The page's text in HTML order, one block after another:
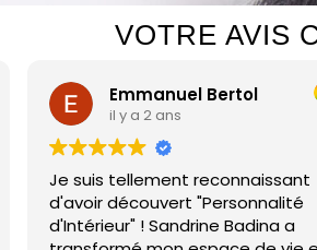
VOTRE AVIS
Emmanuel Bertol
il y a 2 ans
Je suis tellement reconnaissant
d'avoir découvert "Personnalité
d'Intérieur" ! Sandrine Badina a